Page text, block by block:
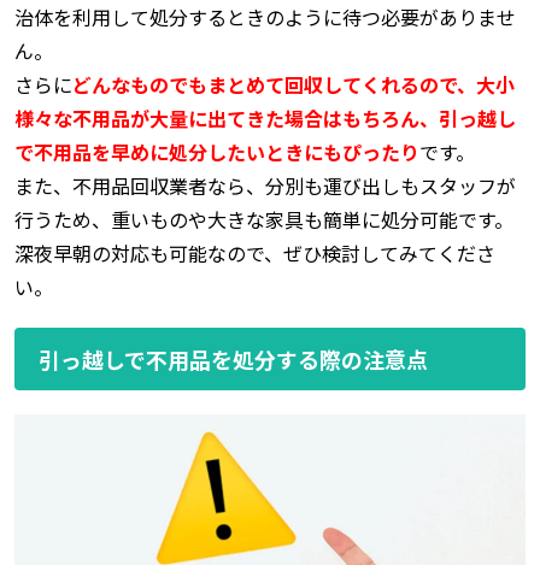
治体を利用して処分するときのように待つ必要がありませ
ん。
さらにどんなものでもまとめて回収してくれるので、大小
様々な不用品が大量に出てきた場合はもちろん、引っ越し
で不用品を早めに処分したいときにもぴったりです。
また、不用品回収業者なら、分別も運び出しもスタッフが
行うため、重いものや大きな家具も簡単に処分可能です。
深夜早朝の対応も可能なので、ぜひ検討してみてくださ
い。
引っ越しで不用品を処分する際の注意点